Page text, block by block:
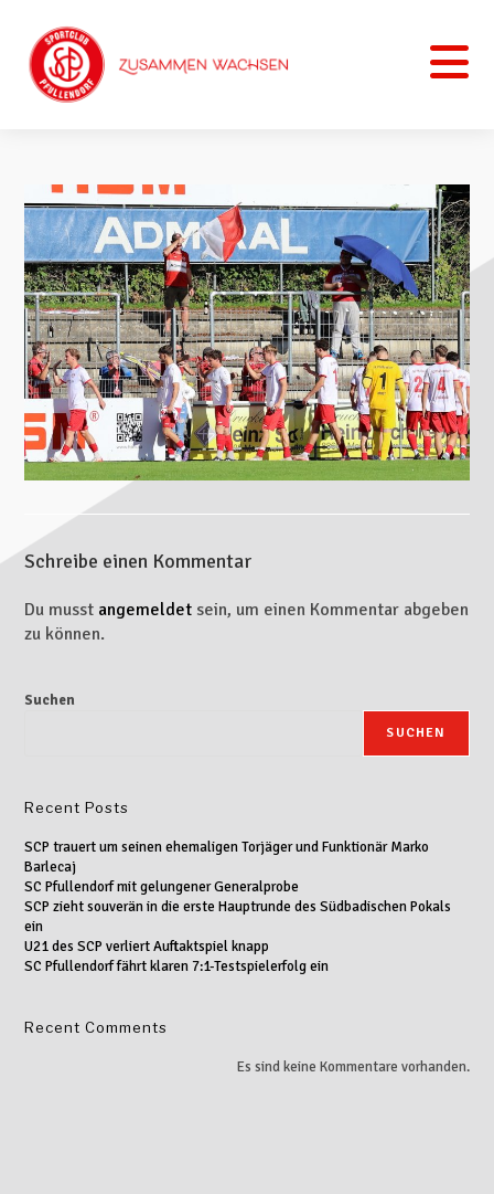
Schreibe einen Kommentar
Du musst angemeldet sein, um einen Kommentar abgeben
zu können.
Suchen
SUCHEN
Recent Posts
SCP trauert um seinen ehemaligen Torjäger und Funktionär Marko
Barlecaj
SC Pfullendorf mit gelungener Generalprobe
SCP zieht souverän in die erste Hauptrunde des Südbadischen Pokals
ein
U21 des SCP verliert Auftaktspiel knapp
SC Pfullendorf fährt klaren 7:1-Testspielerfolg ein
Recent Comments
Es sind keine Kommentare vorhanden.